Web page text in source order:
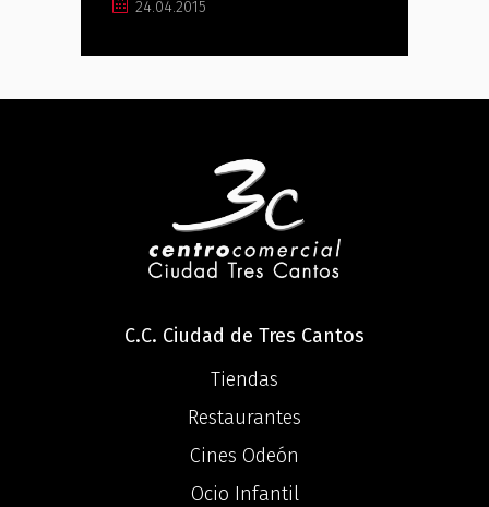
24.04.2015
C.C. Ciudad de Tres Cantos
Tiendas
Restaurantes
Cines Odeón
Ocio Infantil